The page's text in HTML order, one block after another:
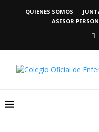
QUIENES SOMOS
ASESOR